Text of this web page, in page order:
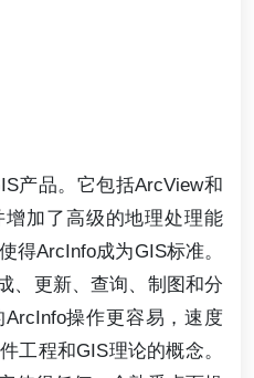
产品。它包括ArcView和
加了高级的地理处理能
得ArcInfo成为GIS标准。
、更新、查询、制图和分
操作更容易，速度
工程和GIS理论的概念。